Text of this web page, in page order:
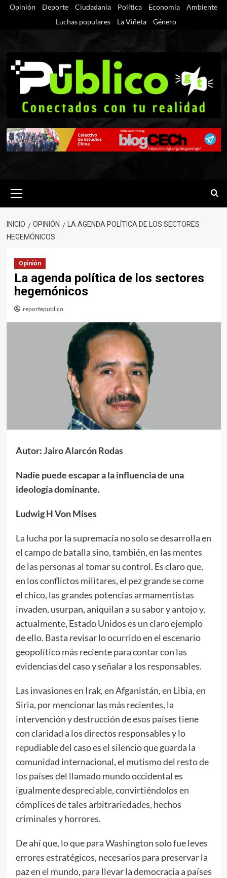
SaltarOpinión Deporte Ciudadania Política Economía
Ambiente
Luchas populares
La Viñeta Género
primario
INICIO OPINIÓN
LA AGENDA POLÍTICA DE LOS SECTORES
HEGEMÓNICOS
Opinión
La agenda política de los sectores
hegemónicos
reportepublico
Autor: Jairo Alarcón Rodas
Nadie puede escapar a la influencia de una
ideología dominante.
Ludwig H Von Mises
La lucha por la supremacía no solo se desarrolla en
el campo de batalla sino, también, en las mentes
de las personas al tomar su control. Es claro que,
en los conflictos militares, el pez grande se come
el chico, las grandes potencias armamentistas
invaden, usurpan, aniquilan a su sabor y antojo y,
actualmente, Estado Unidos es un claro ejemplo
de ello. Basta revisar lo ocurrido en el escenario
geopolítico más reciente para contar con las
evidencias del caso y señalar a los responsables.
Las invasiones en Irak, en Afganistán, en Libia, en
Siria, por mencionar las más recientes, la
intervención y destrucción de esos países tiene
con claridad a los directos responsables y lo
repudiable del caso es el silencio que guarda la
comunidad internacional, el mutismo del resto de
los países del llamado mundo occidental es
igualmente despreciable, convirtiéndolos en
cómplices de tales arbitrariedades, hechos
criminales y horrores.
De ahí que, lo que para Washington solo fue leves
errores estratégicos, necesarios para preservar la
paz en el mundo, para llevar la democracia a países